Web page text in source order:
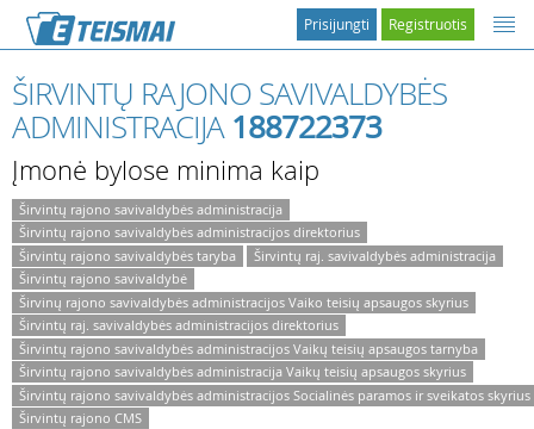
Registruotis
Prisijungti
ŠIRVINTŲ RAJONO SAVIVALDYBĖS
ADMINISTRACIJA 188722373
Įmonė bylose minima kaip
Širvintų rajono savivaldybės administracija
Širvintų rajono savivaldybės administracijos direktorius
Širvintų rajono savivaldybės taryba
Širvintų raj. savivaldybės administracija
Širvintų rajono savivaldybė
Širvinų rajono savivaldybės administracijos Vaiko teisių apsaugos skyrius
Širvintų raj. savivaldybės administracijos direktorius
Širvintų rajono savivaldybės administracijos Vaikų teisių apsaugos tarnyba
Širvintų rajono savivaldybės administracija Vaikų teisių apsaugos skyrius
Širvintų rajono savivaldybės administracijos Socialinės paramos ir sveikatos skyrius
Širvintų rajono CMS